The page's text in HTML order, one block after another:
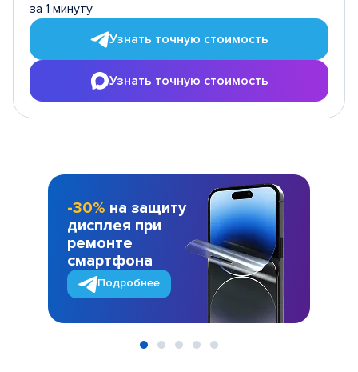
за 1 минуту
Узнать точную стоимость
Узнать точную стоимость
-30% на защиту
дисплея при
ремонте
смартфона
Подробнее